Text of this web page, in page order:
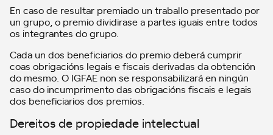
En caso de resultar premiado un traballo presentado por
un grupo, o premio dividirase a partes iguais entre todos
os integrantes do grupo.
Cada un dos beneficiarios do premio deberá cumprir
coas obrigacións legais e fiscais derivadas da obtención
do mesmo. O IGFAE non se responsabilizará en ningún
caso do incumprimento das obrigacións fiscais e legais
dos beneficiarios dos premios.
Dereitos de propiedade intelectual